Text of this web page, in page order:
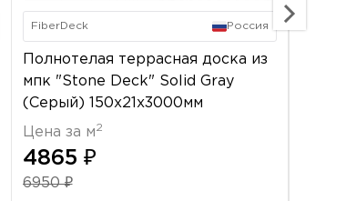
FiberDeck Россия
Полнотелая террасная доска из
мпк "Stone Deck" Solid Gray
(Серый) 150х21x3000мм
Цена за м2
4865 ₽
6950 ₽